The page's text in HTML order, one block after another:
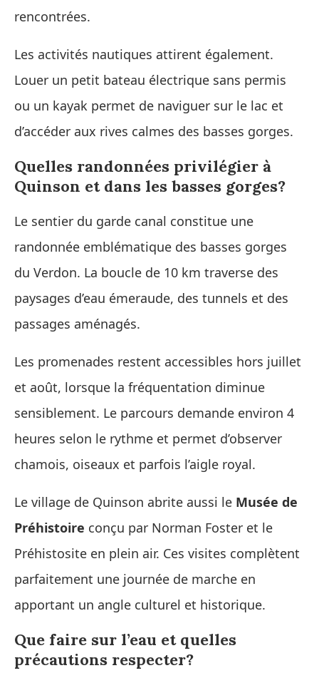
rencontrées.
Les activités nautiques attirent également.
Louer un petit bateau électrique sans permis
ou un kayak permet de naviguer sur le lac et
d’accéder aux rives calmes des basses gorges.
Quelles randonnées privilégier à
Quinson et dans les basses gorges?
Le sentier du garde canal constitue une
randonnée emblématique des basses gorges
du Verdon. La boucle de 10 km traverse des
paysages d’eau émeraude, des tunnels et des
passages aménagés.
Les promenades restent accessibles hors juillet
et août, lorsque la fréquentation diminue
sensiblement. Le parcours demande environ 4
heures selon le rythme et permet d’observer
chamois, oiseaux et parfois l’aigle royal.
Le village de Quinson abrite aussi le Musée de
Préhistoire conçu par Norman Foster et le
Préhistosite en plein air. Ces visites complètent
parfaitement une journée de marche en
apportant un angle culturel et historique.
Que faire sur l’eau et quelles
précautions respecter?